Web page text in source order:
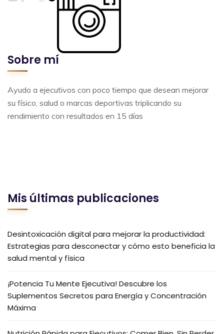
Sobre mí
Ayudo a ejecutivos con poco tiempo que desean mejorar
su físico, salud o marcas deportivas triplicando su
rendimiento con resultados en 15 días
Mis últimas publicaciones
Desintoxicación digital para mejorar la productividad:
Estrategias para desconectar y cómo esto beneficia la
salud mental y física
¡Potencia Tu Mente Ejecutiva! Descubre los
Suplementos Secretos para Energía y Concentración
Máxima